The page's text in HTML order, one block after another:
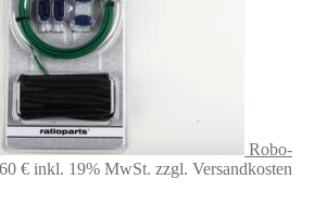
Robo-
€ inkl. 19% MwSt. zzgl. Versandkosten